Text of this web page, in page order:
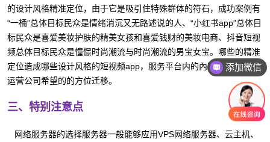
的设计风格精准定位，由于它是吸引住特殊群体的符石，成功案例有
“一桶”总体目标民众是情绪消沉又无路述说的人、“小红书app”总体目
标民众是喜爱美妆护肤的精美女孩和喜爱钱财的美妆电商、抖音短视
频总体目标民众是憧憬时尚潮流与时尚潮流的男宝女宝。哪些的精准
定位造成哪些设计风格的短视频app，服务平台内的內容也会慢慢向
运营公司希望的的方位迁移。
三、特别注意点
网络服务器的选择服务器一般能够应用VPS网络服务器、云主机、
添加微信